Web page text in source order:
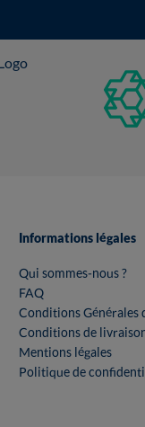
Informations légales
Qui sommes-nous ?
FAQ
Conditions Générales
Conditions de
Mentions légales
Politique de